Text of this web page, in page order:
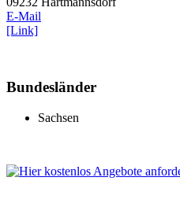
E-Mail
[Link]
Bundesländer
Sachsen